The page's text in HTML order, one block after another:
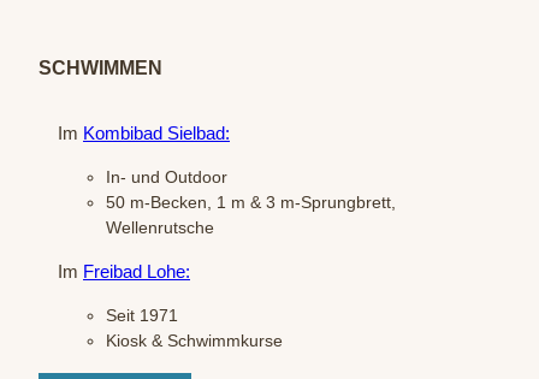
SCHWIMMEN
Im Kombibad Sielbad:
In- und Outdoor
50 m-Becken, 1 m & 3 m-Sprungbrett,
Wellenrutsche
Im Freibad Lohe:
Seit 1971
Kiosk & Schwimmkurse